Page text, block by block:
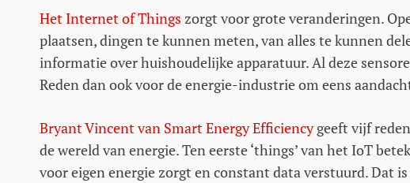
Het Internet of Things zorgt voor grote veranderingen.
plaatsen, dingen te kunnen meten, van alles te kunnen
informatie over huishoudelijke apparatuur. Al deze
Reden dan ook voor de energie-industrie om eens
Bryant Vincent van Smart Energy Efficiencygeeft vijf
de wereld van energie. Ten eerste ‘things’ van het IoT
voor eigen energie zorgt en constant data verstuurd. Dat